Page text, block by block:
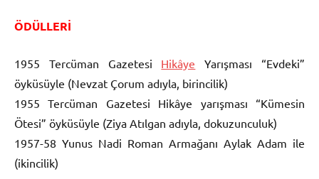
ÖDÜLLERİ
1955 Tercüman Gazetesi Hikâye Yarışması “Evdeki”
öyküsüyle (Nevzat Çorum adıyla, birincilik)
1955 Tercüman Gazetesi Hikâye yarışması “Kümesin
Ötesi” öyküsüyle (Ziya Atılgan adıyla, dokuzunculuk)
1957-58 Yunus Nadi Roman Armağanı Aylak Adam ile
(ikincilik)